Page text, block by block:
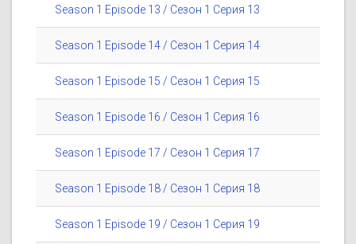
Season 1 Episode 13 / Сезон 1 Серия 13
Season 1 Episode 14 / Сезон 1 Серия 14
Season 1 Episode 15 / Сезон 1 Серия 15
Season 1 Episode 16 / Сезон 1 Серия 16
Season 1 Episode 17 / Сезон 1 Серия 17
Season 1 Episode 18 / Сезон 1 Серия 18
Season 1 Episode 19 / Сезон 1 Серия 19